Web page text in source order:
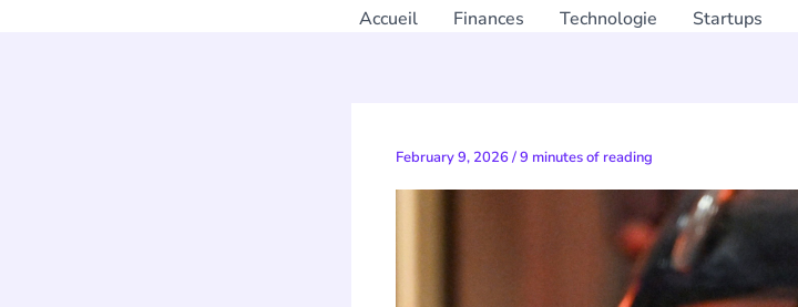
Accueil Finances Technologie Startups
February 9, 2026/9 minutes of reading